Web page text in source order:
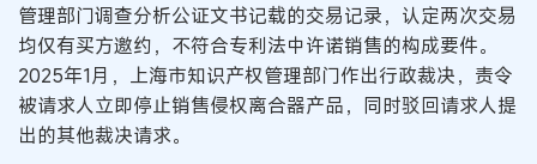
管理部门调查分析公证文书记载的交易记录，认定两次交易
均仅有买方邀约，不符合专利法中许诺销售的构成要件。
2025年1月，上海市知识产权管理部门作出行政裁决，责令
被请求人立即停止销售侵权离合器产品，同时驳回请求人提
出的其他裁决请求。